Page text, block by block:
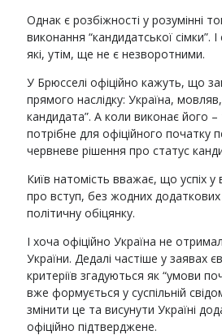
Однак є розбіжності у розумінні
виконання “кандидатської сімки”.
які, утім, ще не є незворотними.
У Брюсселі офіційно кажуть, що
прямого наслідку: Україна,
кандидата”. А коли виконає його
потрібне для офіційного
червневе рішення про статус
Київ натомість вважає, що успіх у
про вступ, без жодних
політичну обіцянку.
І хоча офіційно Україна не
України. Дедалі частіше у заявах
критеріїв згадуються як “умови
вже формується у суспільній
змінити це та висунути Україні
офіційно підтверджене.